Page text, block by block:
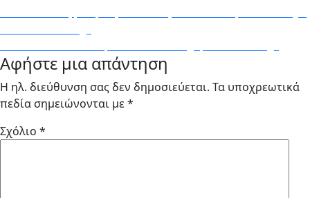
Πλοήγηση
άρθρων
post:
Αφήστε μια απάντηση
Η ηλ. διεύθυνση σας δεν δημοσιεύεται. Τα υποχρεωτικά
πεδία σημειώνονται με*
Σχόλιο *